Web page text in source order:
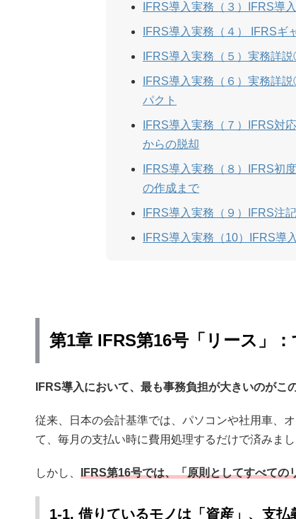
IFRS導入実務（３）IFRS導
IFRS導入実務（４） IFRS
IFRS導入実務（５）実務詳
IFRS導入実務（６）実務詳
パクト
IFRS導入実務（７）IFRS対
からの脱却
IFRS導入実務（８）IFRS初
の作成まで
IFRS導入実務（９）IFRS注
IFRS導入実務（10）IFRS導
第1章 IFRS第16号「リース」
IFRS導入において、最も事務負担が大きいのがこ
従来、日本の会計基準では、パソコンや社用車、
て、毎月の支払い時に費用処理するだけで済みまし
しかし、 IFRS第16号では、「原則としてすべての
1-1. 借りているモノは「資産」、支払